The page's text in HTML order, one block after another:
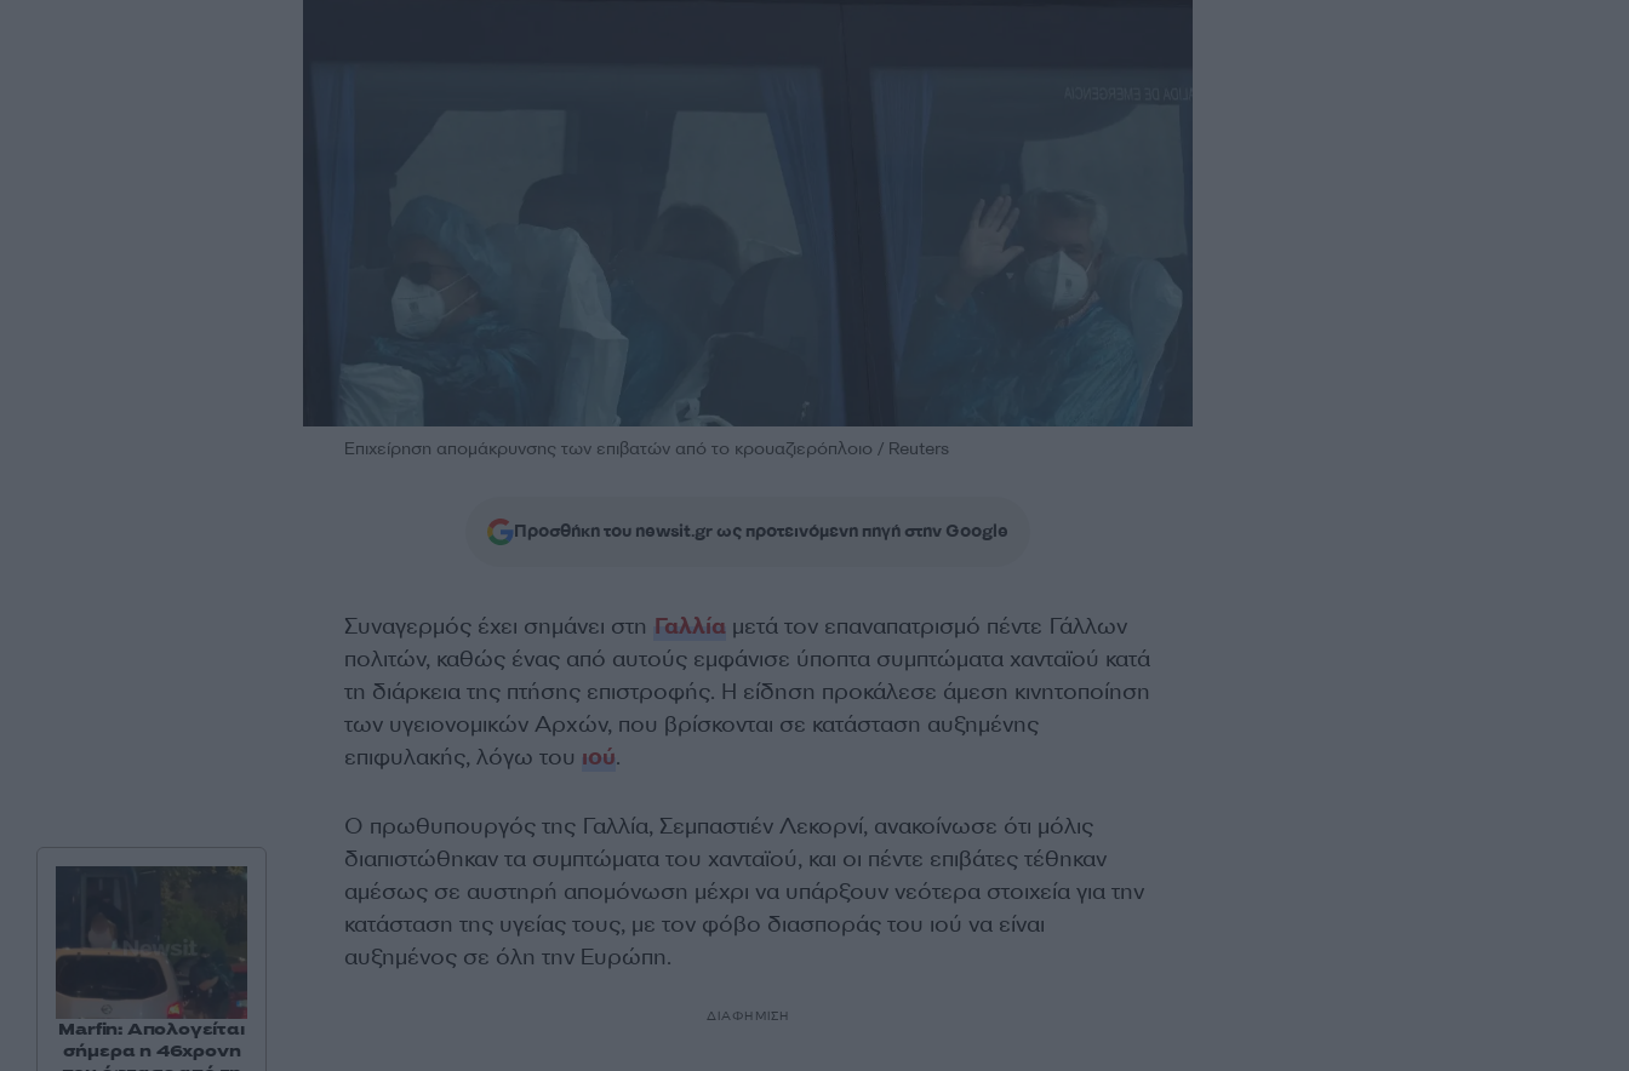
Επιxείρηση απομάκρυνσης των επιβατών από το κρουαζιερόπλοιο / Reuters
Προσθήκη του newsit.gr ως προτεινόμενη πηγή στην Google
Συναγερμός έχει σημάνει στη Γαλλίαμετά τον επαναπατρισμό πέντε Γάλλων
πολιτών, καθώς ένας από αυτούς εμφάνισε ύποπτα συμπτώματα χανταϊού κατά
τη διάρκεια της πτήσης επιστροφής. Η είδηση προκάλεσε άμεση κινητοποίηση
των υγειονομικών Αρχών, που βρίσκονται σε κατάσταση αυξημένης
επιφυλακής, λόγω του ιού.
Ο πρωθυπουργός της Γαλλία, Σεμπαστιέν Λεκορνί, ανακοίνωσε ότι μόλις
διαπιστώθηκαν τα συμπτώματα του χανταϊού, και οι πέντε επιβάτες τέθηκαν
αμέσως σε αυστηρή απομόνωση μέχρι να υπάρξουν νεότερα στοιχεία για την
κατάσταση της υγείας τους, με τον φόβο διασποράς του ιού να είναι
αυξημένος σε όλη την Ευρώπη.
ΔΙΑΦΗΜΙΣΗ
Marfin: Απολογείται
σήμερα η 46χρονη